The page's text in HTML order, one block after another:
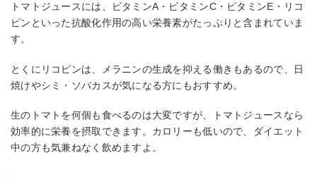
トマトジュースには、ビタミンA・ビタミンC・ビタミンE・リコ
ピンといった抗酸化作用の高い栄養素がたっぷりと含まれていま
す。
とくにリコピンは、メラニンの生成を抑える働きもあるので、日
焼けやシミ・ソバカスが気になる方にもおすすめ。
生のトマトを何個も食べるのは大変ですが、トマトジュースなら
効率的に栄養を摂取できます。カロリーも低いので、ダイエット
中の方も気兼ねなく飲めますよ。